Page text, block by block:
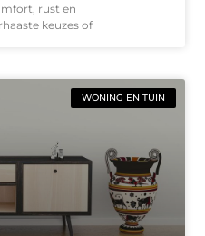
rust en
keuzes of
WONING EN TUIN